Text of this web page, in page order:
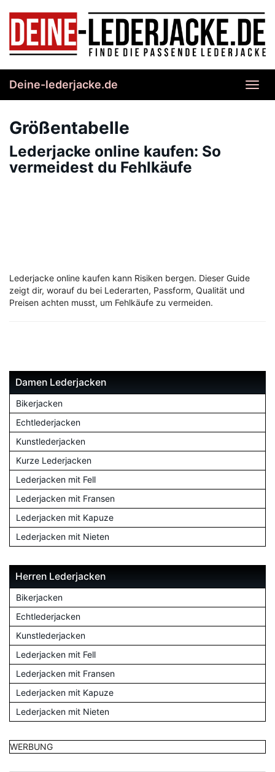
content
Deine-lederjacke.de
Größentabelle
Lederjacke online kaufen: So
vermeidest du Fehlkäufe
Lederjacke online kaufen kann Risiken bergen. Dieser Guide
zeigt dir, worauf du bei Lederarten, Passform, Qualität und
Preisen achten musst, um Fehlkäufe zu vermeiden.
Damen Lederjacken
Bikerjacken
Echtlederjacken
Kunstlederjacken
Kurze Lederjacken
Lederjacken mit Fell
Lederjacken mit Fransen
Lederjacken mit Kapuze
Lederjacken mit Nieten
Herren Lederjacken
Bikerjacken
Echtlederjacken
Kunstlederjacken
Lederjacken mit Fell
Lederjacken mit Fransen
Lederjacken mit Kapuze
Lederjacken mit Nieten
WERBUNG